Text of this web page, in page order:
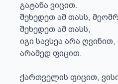
გატანა ვიცით.
შეხედეთ ამ თასს,
შეხედეთ ამ თასს,
იგი სავსეა არა ღვინით,
არამედ ფიცით.
ქართველის ფიცით,